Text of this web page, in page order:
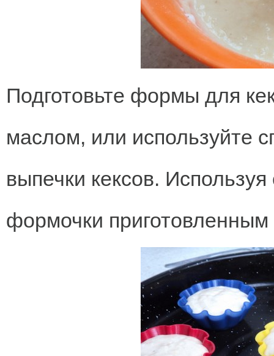
Подготовьте формы для
маслом, или используйте
выпечки кексов.
формочки приготовленным